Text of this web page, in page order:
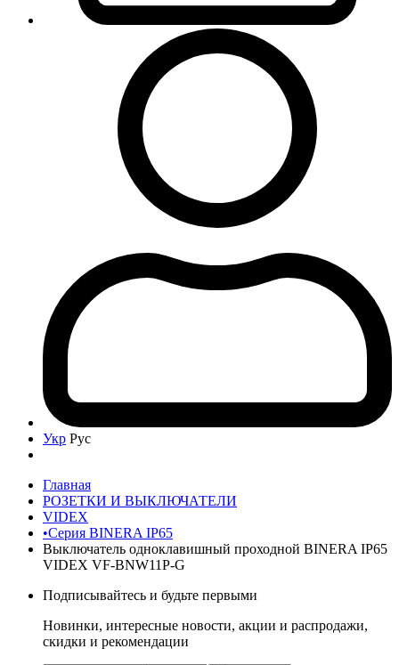
Укр Рус
Главная
РОЗЕТКИ И ВЫКЛЮЧАТЕЛИ
VIDEX
•Серия BINERA IP65
Выключатель одноклавишный проходной BINERA IP65
VIDEX VF-BNW11P-G
Подписывайтесь и будьте первыми
Новинки, интересные новости, акции и распродажи,
скидки и рекомендации